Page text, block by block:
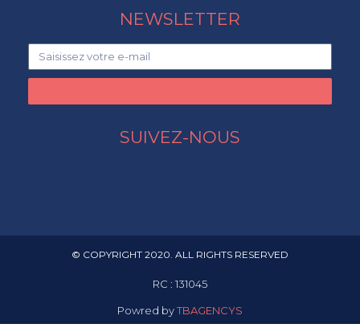
NEWSLETTER
SUIVEZ-NOUS
© COPYRIGHT 2020. ALL RIGHTS RESERVED
RC : 131045
Powred byTBAGENCYS